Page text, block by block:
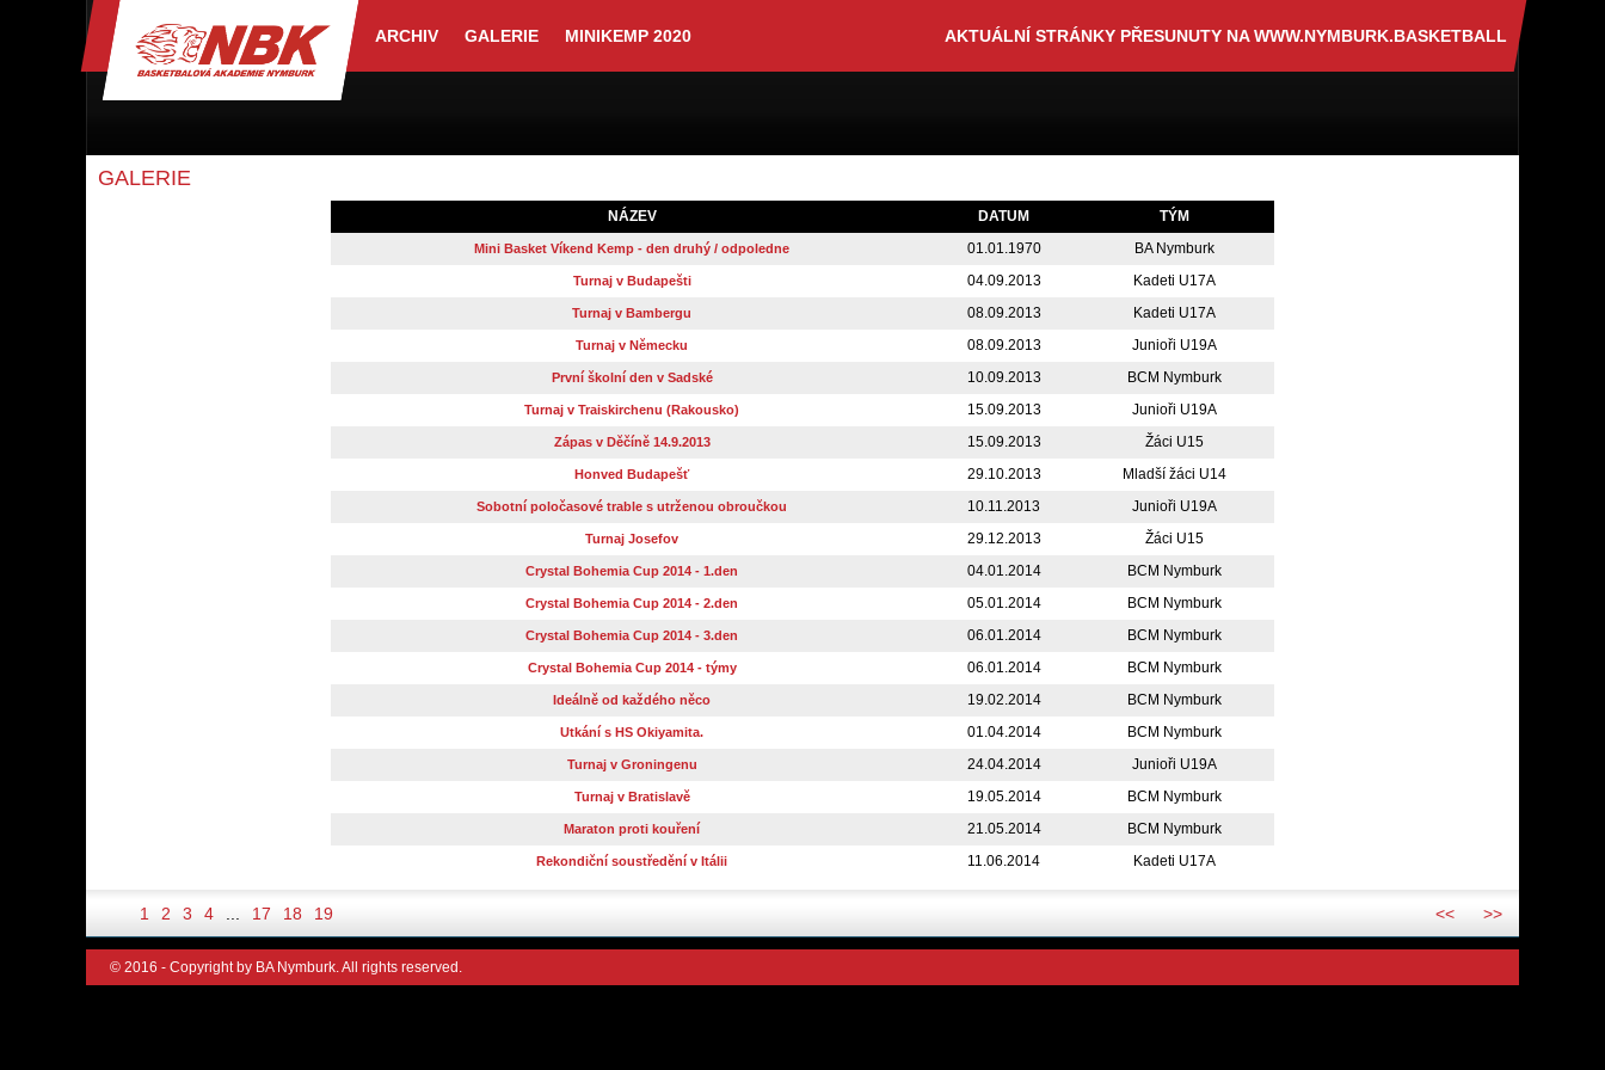
ARCHIV GALERIE MINIKEMP 2020 AKTUÁLNÍ STRÁNKY PŘESUNUTY NA WWW.NYMBURK.BASKETBALL
GALERIE
NÁZEV DATUM TÝM
Mini Basket Víkend Kemp - den druhý / odpoledne 01.01.1970 BA Nymburk
Turnaj v Budapešti 04.09.2013 Kadeti U17A
Turnaj v Bambergu 08.09.2013 Kadeti U17A
Turnaj v Německu 08.09.2013 Junioři U19A
První školní den v Sadské 10.09.2013 BCM Nymburk
Turnaj v Traiskirchenu (Rakousko) 15.09.2013 Junioři U19A
Zápas v Děčíně 14.9.2013 15.09.2013 Žáci U15
Honved Budapešť 29.10.2013 Mladší žáci U14
Sobotní poločasové trable s utrženou obroučkou 10.11.2013 Junioři U19A
Turnaj Josefov 29.12.2013 Žáci U15
Crystal Bohemia Cup 2014 - 1.den 04.01.2014 BCM Nymburk
Crystal Bohemia Cup 2014 - 2.den 05.01.2014 BCM Nymburk
Crystal Bohemia Cup 2014 - 3.den 06.01.2014 BCM Nymburk
Crystal Bohemia Cup 2014 - týmy 06.01.2014 BCM Nymburk
Ideálně od každého něco 19.02.2014 BCM Nymburk
Utkání s HS Okiyamita. 01.04.2014 BCM Nymburk
Turnaj v Groningenu 24.04.2014 Junioři U19A
Turnaj v Bratislavě 19.05.2014 BCM Nymburk
Maraton proti kouření 21.05.2014 BCM Nymburk
Rekondiční soustředění v Itálii 11.06.2014 Kadeti U17A
>>
1 2 3 4 17 18 19 <<
© 2016 - Copyright by BA Nymburk. All rights reserved.